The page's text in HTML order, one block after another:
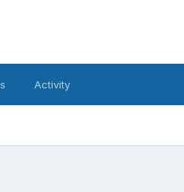
Activity